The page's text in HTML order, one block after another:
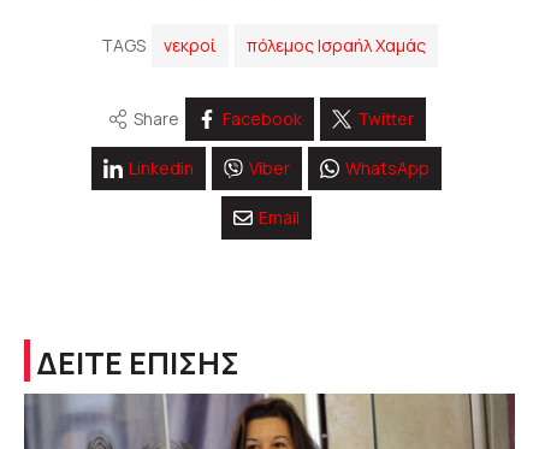
TAGS νεκροί πόλεμος Ισραήλ Χαμάς
Share Facebook Twitter
Linkedin Viber WhatsApp
Email
ΔΕΙΤΕ ΕΠΙΣΗΣ